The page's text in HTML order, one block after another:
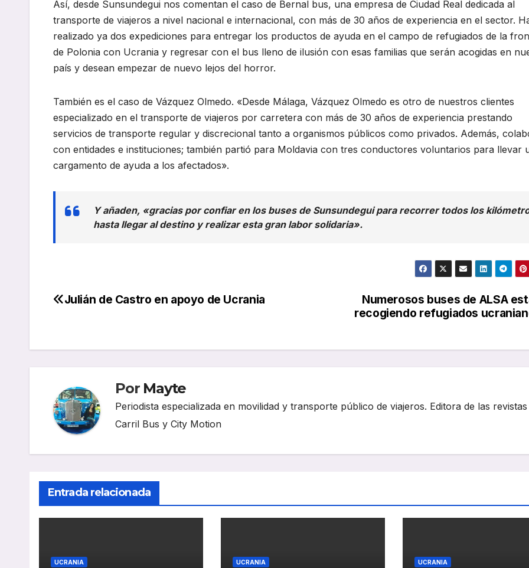
Así, desde Sunsundegui nos comentan el caso de Bernal bus, una empresa de Ciudad Real dedicada al
transporte de viajeros a nivel nacional e internacional, con más de 30 años de experiencia en el sector.
realizado ya dos expediciones para entregar los productos de ayuda en el campo de refugiados de la
de Polonia con Ucrania y regresar con el bus lleno de ilusión con esas familias que serán acogidas en
país y desean empezar de nuevo lejos del horror.
También es el caso de Vázquez Olmedo. «Desde Málaga, Vázquez Olmedo es otro de nuestros clientes
especializado en el transporte de viajeros por carretera con más de 30 años de experiencia prestando
servicios de transporte regular y discrecional tanto a organismos públicos como privados. Además,
con entidades e instituciones; también partió para Moldavia con tres conductores voluntarios para llevar
cargamento de ayuda a los afectados».
Y añaden, «gracias por confiar en los buses de Sunsundegui para recorrer todos los
hasta llegar al destino y realizar esta gran labor solidaria».
Navegación
entradas
Numerosos buses de ALSA
recogiendo refugiados
Julián de Castro en apoyo de Ucrania
Por Mayte
Periodista especializada en movilidad y transporte público de viajeros. Editora de las revistas
Carril Bus y City Motion
Entrada relacionada
UCRANIA UCRANIA UCRANIA